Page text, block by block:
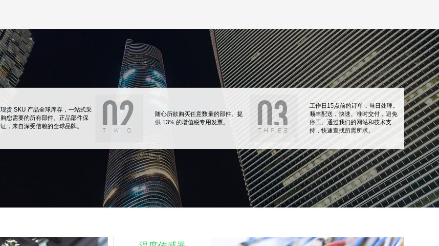
现货 SKU 产品全球库存，一站式采
购您需要的所有部件。正品部件保
证，来自深受信赖的全球品牌。
随心所欲购买任意数量的部件。提
供 13% 的增值税专用发票。
工作日15点前的订单，当日处理。
顺丰配送，快速、准时交付，避免
停工。通过我们的网站和技术支
持，快速查找所需所求。